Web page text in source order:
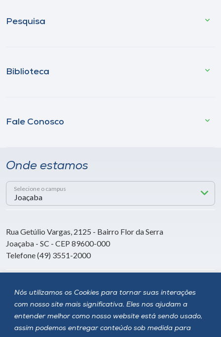
Nós utilizamos os Cookies para tornar suas interações
com nosso site mais significativa. Eles nos ajudam a
entender melhor como nosso website está sendo usado,
assim podemos entregar conteúdo sob medida para
Pesquisa
Biblioteca
Fale Conosco
Onde estamos
Selecione o campus
Rua Getúlio Vargas, 2125 - Bairro Flor da Serra
Joaçaba - SC - CEP 89600-000
Telefone (49) 3551-2000
Siga a Unoesc